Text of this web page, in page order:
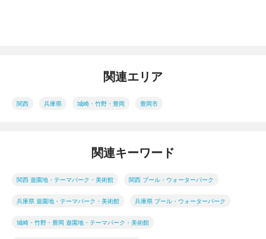
関連エリア
関西 兵庫県 城崎・竹野・豊岡 豊岡市
関連キーワード
関西 遊園地・テーマパーク・美術館 関西 プール・ウォーターパーク
兵庫県 遊園地・テーマパーク・美術館 兵庫県 プール・ウォーターパーク
城崎・竹野・豊岡 遊園地・テーマパーク・美術館